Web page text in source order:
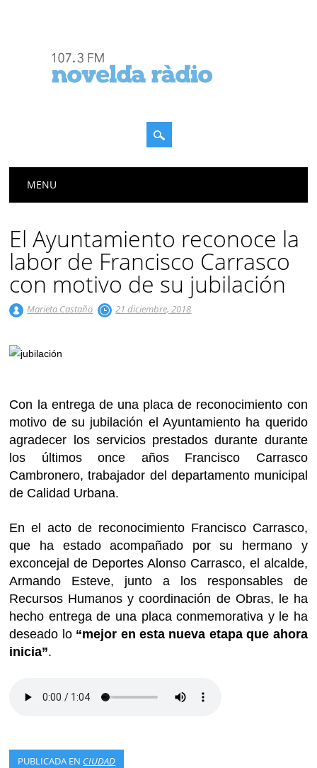
Menú principal
MENU
El Ayuntamiento reconoce la
labor de Francisco Carrasco
con motivo de su jubilación
Marieta Castaño 21 diciembre, 2018
Con la entrega de una placa de reconocimiento con
motivo de su jubilación el Ayuntamiento ha querido
agradecer los servicios prestados durante durante
los últimos once años Francisco Carrasco
Cambronero, trabajador del departamento municipal
de Calidad Urbana.
En el acto de reconocimiento Francisco Carrasco,
que ha estado acompañado por su hermano y
exconcejal de Deportes Alonso Carrasco, el alcalde,
Armando Esteve, junto a los responsables de
Recursos Humanos y coordinación de Obras, le ha
hecho entrega de una placa conmemorativa y le ha
deseado lo“mejor en esta nueva etapa que ahora
inicia”.
PUBLICADA EN CIUDAD